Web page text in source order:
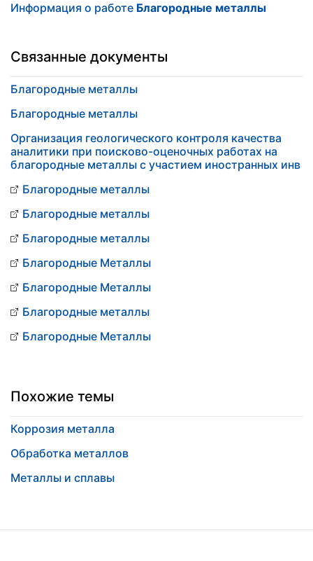
Информация о работе Благородные металлы
Связанные документы
Благородные металлы
Благородные металлы
Организация геологического контроля качества
аналитики при поисково-оценочных работах на
благородные металлы с участием иностранных инв
Благородные металлы
Благородные металлы
Благородные металлы
Благородные Металлы
Благородные Металлы
Благородные металлы
Благородные Металлы
Похожие темы
Коррозия металла
Обработка металлов
Металлы и сплавы